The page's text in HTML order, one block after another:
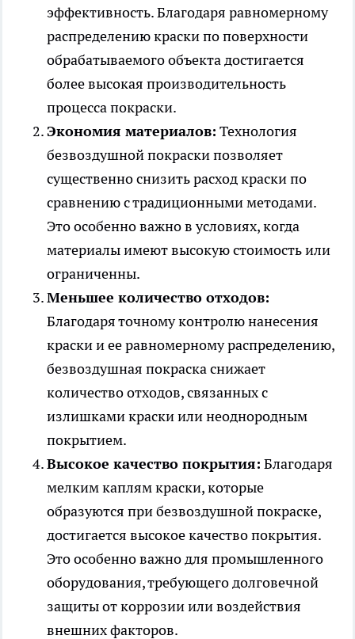
эффективность. Благодаря равномерному
распределению краски по поверхности
обрабатываемого объекта достигается
более высокая производительность
процесса покраски.
Экономия материалов: Технология
безвоздушной покраски позволяет
существенно снизить расход краски по
сравнению с традиционными методами.
Это особенно важно в условиях, когда
материалы имеют высокую стоимость или
ограниченны.
Меньшее количество отходов:
Благодаря точному контролю нанесения
краски и ее равномерному распределению,
безвоздушная покраска снижает
количество отходов, связанных с
излишками краски или неоднородным
покрытием.
Высокое качество покрытия: Благодаря
мелким каплям краски, которые
образуются при безвоздушной покраске,
достигается высокое качество покрытия.
Это особенно важно для промышленного
оборудования, требующего долговечной
защиты от коррозии или воздействия
внешних факторов.